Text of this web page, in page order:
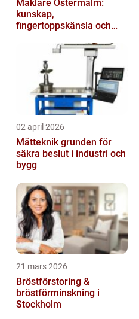
Mäklare Östermalm:
kunskap,
fingertoppskänsla och
02 april 2026
Mätteknik grunden för
säkra beslut i industri och
bygg
21 mars 2026
Bröstförstoring &
bröstförminskning i
Stockholm